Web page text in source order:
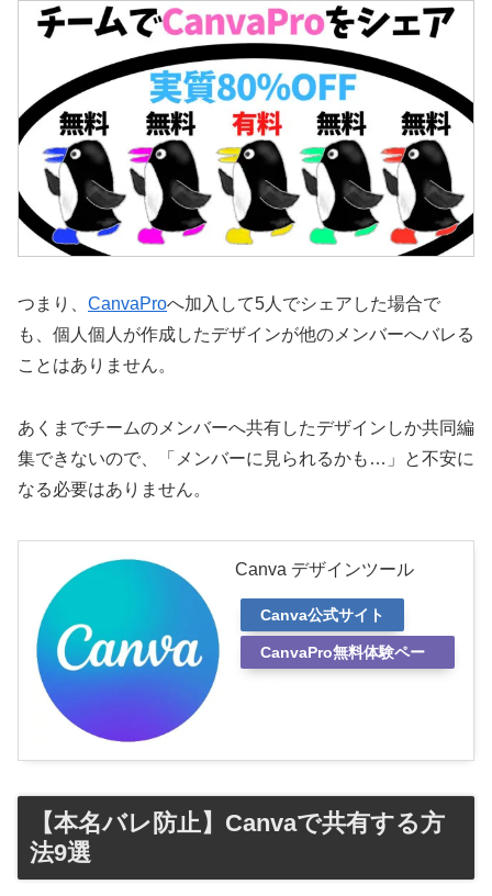
つまり、 CanvaProへ加入して5人でシェアした場合で
も、個人個人が作成したデザインが他のメンバーへバレる
ことはありません。
あくまでチームのメンバーへ共有したデザインしか共同編
集できないので、「メンバーに見られるかも…」と不安に
なる必要はありません。
Canva デザインツール
Canva公式サイト
CanvaPro無料体験ペー
【本名バレ防止】Canvaで共有する方
法9選